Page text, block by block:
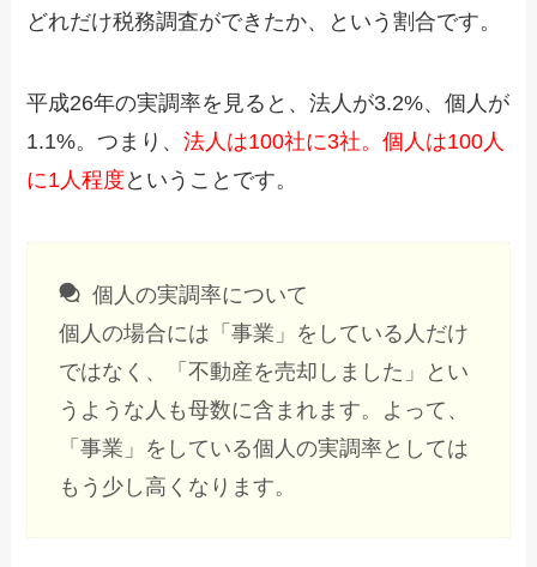
どれだけ税務調査ができたか、という割合です。
平成26年の実調率を見ると、法人が3.2%、個人が
1.1%。つまり、法人は100社に3社。個人は100人
に1人程度 ということです。
個人の実調率について
個人の場合には「事業」をしている人だけ
ではなく、「不動産を売却しました」とい
うような人も母数に含まれます。よって、
「事業」をしている個人の実調率としては
もう少し高くなります。